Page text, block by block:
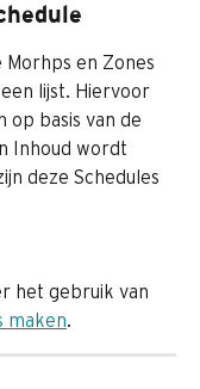
en Zones
lijst. Hiervoor
op basis van de
Inhoud wordt
deze Schedules
het gebruik van
maken.